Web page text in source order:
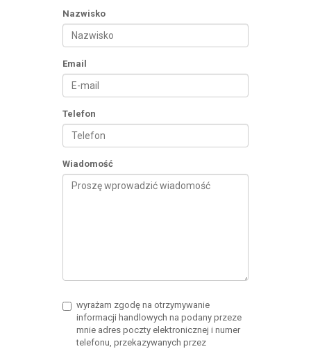
Nazwisko
Email
Telefon
Wiadomość
wyrażam zgodę na otrzymywanie
informacji handlowych na podany przeze
mnie adres poczty elektronicznej i numer
telefonu, przekazywanych przez